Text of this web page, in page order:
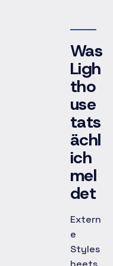
Was
Ligh
tho
use
tats
ächl
ich
mel
det
Extern
e
Styles